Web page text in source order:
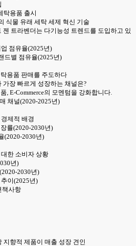
탁용품 출시
식물 유래 세탁 세제 혁신 기술
젠 트라벤더는 다기능성 트렌드를 도입하고 있
점유율(2025년)
드별 점유율(2025년)
용품 판매를 주도하다
가장 빠르게 성장하는 채널은?
, E-Commerce의 모멘텀을 강화합니다.
채널(2020-2025년)
제적 배경
률(2020-2030년)
(2020-2030년)
한 소비자 상황
년)
2030년)
이(2025년)
책사항
지향적 제품이 매출 성장 견인